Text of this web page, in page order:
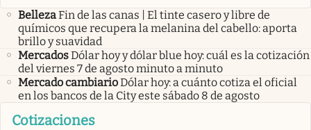
BellezaFin de las canas | El tinte casero y libre de
químicos que recupera la melanina del cabello: aporta
brillo y suavidad
MercadosDólar hoy y dólar blue hoy: cuál es la cotización
del viernes 7 de agosto minuto a minuto
Mercado cambiarioDólar hoy: a cuánto cotiza el oficial
en los bancos de la City este sábado 8 de agosto
Cotizaciones